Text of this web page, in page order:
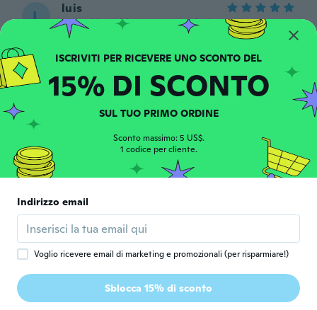
L luis
Iscrizione dal 2017 · 11 recensioni
Reçu très vite correspond à la description
reste plus qu'à essayer
C
Great product super quality forbthe price
came really quick to
D Daniel
circa 5 anni fa
Sylvain
Iscrizione dal 2018 · 139 recensioni
15% DI SCONTO
SUL TUO PRIMO ORDINE
Sconto massimo: 5 US$.
1 codice per cliente.
Indirizzo email
Voglio ricevere email di marketing e promozionali (per risparmiare!)
Sblocca 15% di sconto